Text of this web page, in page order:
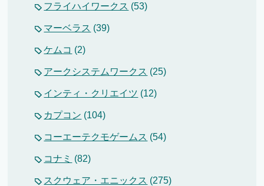
フライハイワークス (53)
マーベラス (39)
ケムコ (2)
アークシステムワークス (25)
インティ・クリエイツ (12)
カプコン (104)
コーエーテクモゲームス (54)
コナミ (82)
スクウェア・エニックス (275)